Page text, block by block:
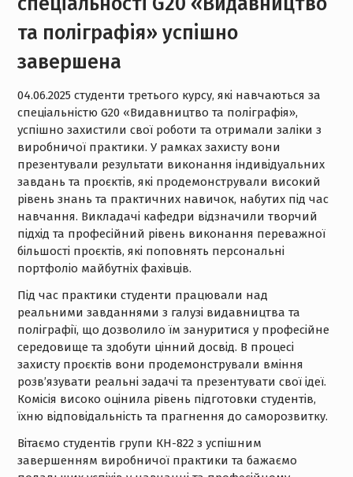
та поліграфія» успішно
завершена
04.06.2025 студенти третього курсу, які навчаються за
спеціальністю G20 «Видавництво та поліграфія»,
успішно захистили свої роботи та отримали заліки з
виробничої практики. У рамках захисту вони
презентували результати виконання індивідуальних
завдань та проєктів, які продемонстрували високий
рівень знань та практичних навичок, набутих під час
навчання. Викладачі кафедри відзначили творчий
підхід та професійний рівень виконання переважної
більшості проєктів, які поповнять персональні
портфоліо майбутніх фахівців.
Під час практики студенти працювали над
реальними завданнями з галузі видавництва та
поліграфії, що дозволило їм зануритися у професійне
середовище та здобути цінний досвід. В процесі
захисту проєктів вони продемонстрували вміння
розв’язувати реальні задачі та презентувати свої ідеї.
Комісія високо оцінила рівень підготовки студентів,
їхню відповідальність та прагнення до саморозвитку.
Вітаємо студентів групи КН-822 з успішним
завершенням виробничої практики та бажаємо